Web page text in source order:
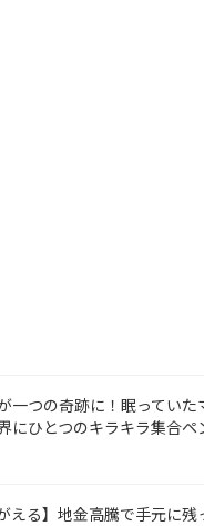
一つの奇跡に！眠っていた
にひとつのキラキラ集合ペ
える】地金高騰で手元に残